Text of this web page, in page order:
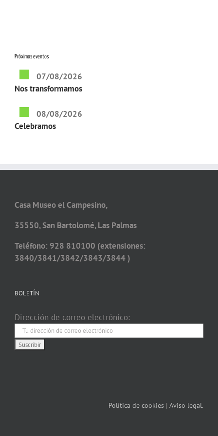
Próximos eventos
07/08/2026
Nos transformamos
08/08/2026
Celebramos
Casa Museo el Campesino,
35550, San Bartolomé, Las Palmas
Teléfono: 928 810100 (extensiones:
3840/3841/3842/3843/3844 )
BOLETÍN
Dirección de correo electrónico:
Política de cookies | Aviso legal.